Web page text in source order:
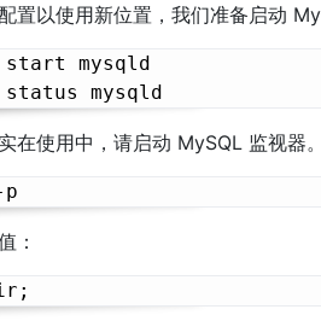
置以使用新位置，我们准备启动
start mysqld
在使用中，请启动 MySQL 监视器。
：